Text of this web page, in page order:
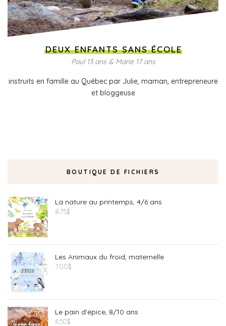
DEUX ENFANTS SANS ÉCOLE
Paul 13 ans & Marie 17 ans
instruits en famille au Québec par Julie, maman, entrepreneure
et bloggeuse
BOUTIQUE DE FICHIERS
La nature au printemps, 4/6 ans
8.75$
Les Animaux du froid, maternelle
7.00$
Le pain d'épice, 8/10 ans
6.50$